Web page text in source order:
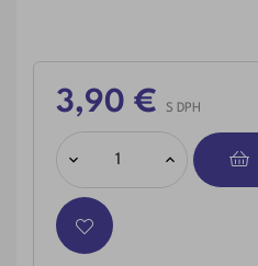
3,90 € S DPH